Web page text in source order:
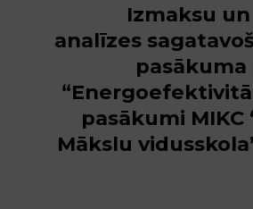
Izmaksu
analīzes
pasākumi MIKC
Mākslu